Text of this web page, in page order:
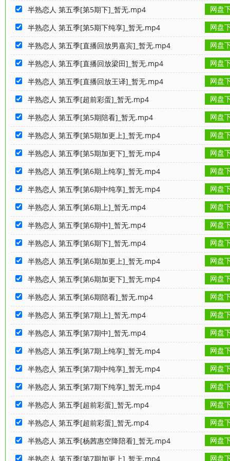
半熟恋人 第五季[第5期下]_暂无.mp4
网盘
半熟恋人 第五季[第5期下纯享]_暂无.mp4
网盘
半熟恋人 第五季[直播回放男嘉宾]_暂无.mp4
网盘
半熟恋人 第五季[直播回放梁田]_暂无.mp4
网盘
半熟恋人 第五季[直播回放王译]_暂无.mp4
网盘
半熟恋人 第五季[超前彩蛋]_暂无.mp4
网盘
半熟恋人 第五季[第5期陪看]_暂无.mp4
网盘
半熟恋人 第五季[第5期加更上]_暂无.mp4
网盘
半熟恋人 第五季[第5期加更下]_暂无.mp4
网盘
半熟恋人 第五季[第6期上纯享]_暂无.mp4
网盘
半熟恋人 第五季[第6期中纯享]_暂无.mp4
网盘
半熟恋人 第五季[第6期上]_暂无.mp4
网盘
半熟恋人 第五季[第6期中]_暂无.mp4
网盘
半熟恋人 第五季[第6期下]_暂无.mp4
网盘
半熟恋人 第五季[第6期加更上]_暂无.mp4
网盘
半熟恋人 第五季[第6期加更下]_暂无.mp4
网盘
半熟恋人 第五季[第6期陪看]_暂无.mp4
网盘
半熟恋人 第五季[第7期上]_暂无.mp4
网盘
半熟恋人 第五季[第7期中]_暂无.mp4
网盘
半熟恋人 第五季[第7期上纯享]_暂无.mp4
网盘
半熟恋人 第五季[第7期中纯享]_暂无.mp4
网盘
半熟恋人 第五季[第7期下纯享]_暂无.mp4
网盘
半熟恋人 第五季[超前彩蛋]_暂无.mp4
网盘
半熟恋人 第五季[超前彩蛋]_暂无.mp4
网盘
半熟恋人 第五季[杨茜惠空降陪看]_暂无.mp4
网盘
半熟恋人 第五季[第7期加更上]_暂无.mp4
网盘